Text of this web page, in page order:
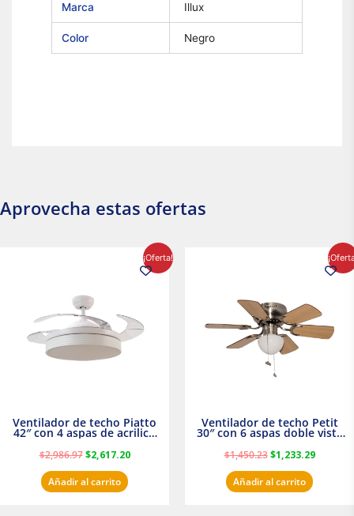
Marca Illux
Color Negro
Aprovecha estas ofertas
¡Oferta!
Ventilador de techo Piatto
42″ con 4 aspas de acrilico
transparente
$2,986.97
$2,986.97.
$2,617.20
precio
actual
Añadir al carrito
Ventilador de techo Petit
30″ con 6 aspas doble vista
Satinado Masterfan
$1,450.23
$1,450.23.
$1,233.29
precio
actual
Añadir al carrito